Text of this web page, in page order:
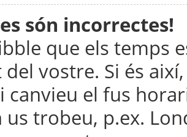
són incorrectes!
que els temps
vostre. Si és
i canvieu el fus
us trobeu, p.ex.